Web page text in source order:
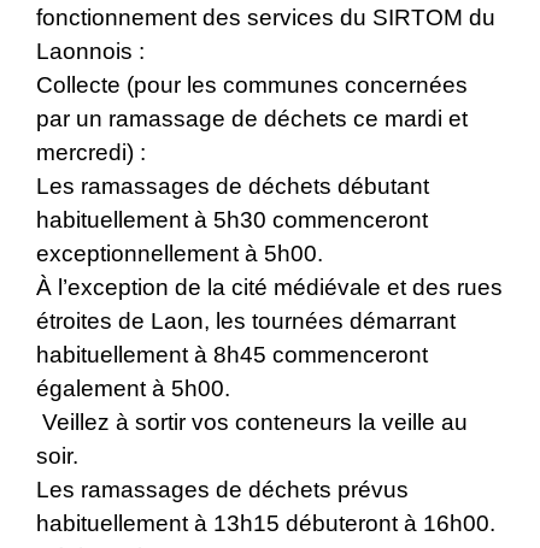
fonctionnement des services du SIRTOM du
Laonnois :
Collecte (pour les communes concernées
par un ramassage de déchets ce mardi et
mercredi) :
Les ramassages de déchets débutant
habituellement à 5h30 commenceront
exceptionnellement à 5h00.
À l’exception de la cité médiévale et des rues
étroites de Laon, les tournées démarrant
habituellement à 8h45 commenceront
également à 5h00.
Veillez à sortir vos conteneurs la veille au
soir.
Les ramassages de déchets prévus
habituellement à 13h15 débuteront à 16h00.